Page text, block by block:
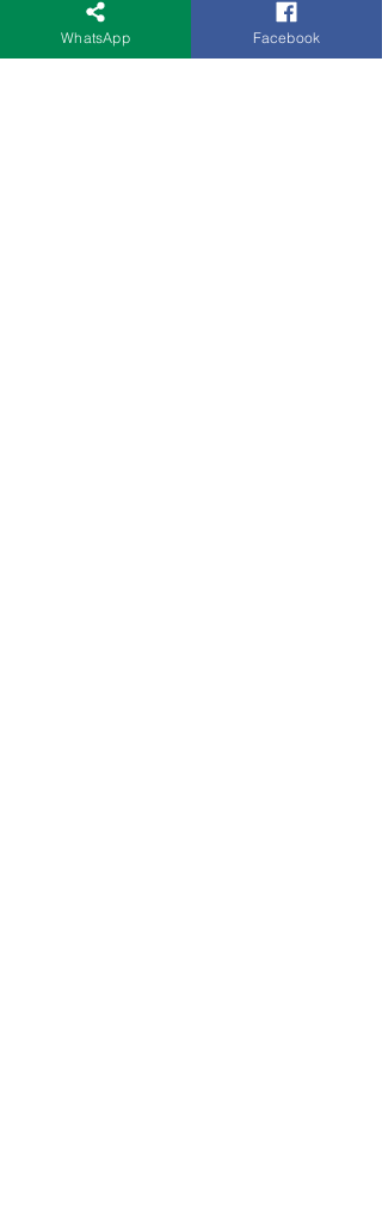
מרגישים זה עם זה ועם הגוף שלכם, ולא
כמה פעמים אתם עושים את זה. WhatsApp Facebook